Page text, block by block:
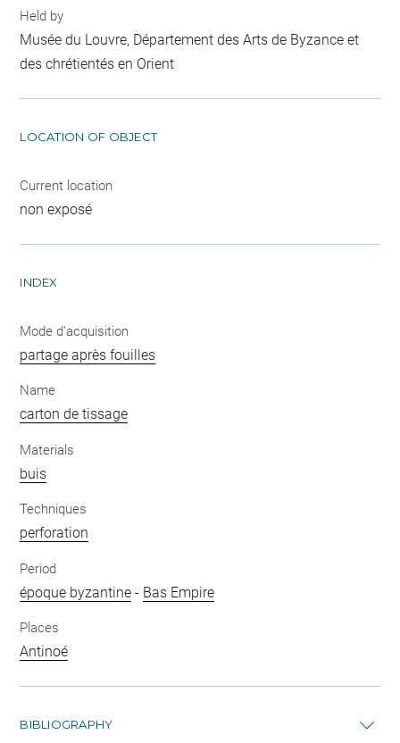
Held by
Musée du Louvre, Département des Arts de Byzance et
des chrétientés en Orient
LOCATION OF OBJECT
Current location
non exposé
INDEX
Mode d'acquisition
partage après fouilles
Name
carton de tissage
Materials
buis
Techniques
perforation
Period
époque byzantine - Bas Empire
Places
Antinoé
BIBLIOGRAPHY